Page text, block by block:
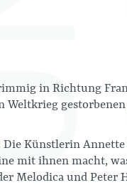
in Richtung
Künstlerin
mit ihnen macht,
Melodica und Peter